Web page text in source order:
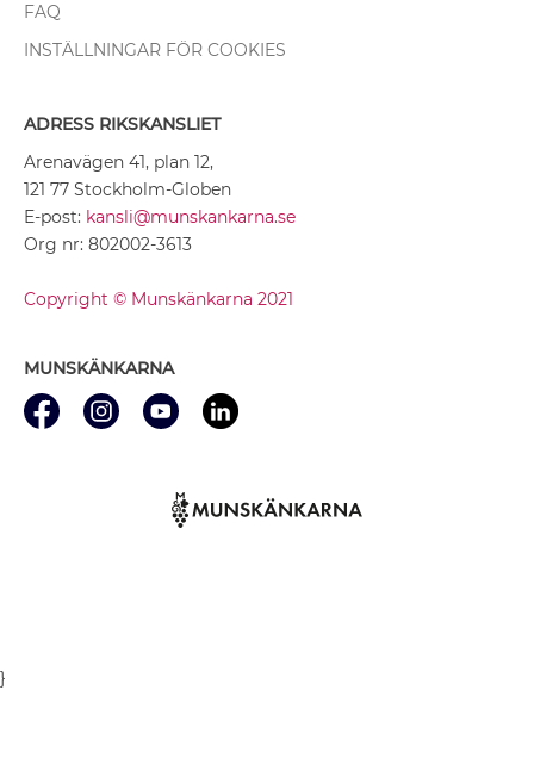
FAQ
INSTÄLLNINGAR FÖR COOKIES
ADRESS RIKSKANSLIET
Arenavägen 41, plan 12,
121 77 Stockholm-Globen
E-post: kansli@munskankarna.se
Org nr: 802002-3613
Copyright © Munskänkarna 2021
MUNSKÄNKARNA
}